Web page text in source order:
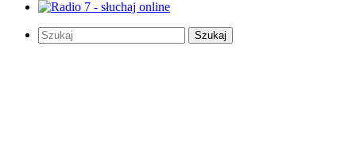
Szukaj